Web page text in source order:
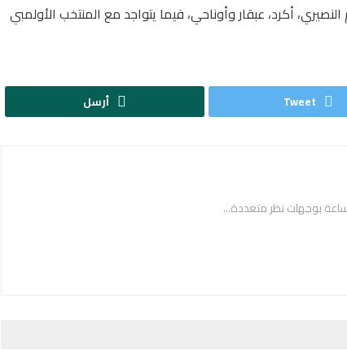
الأول تواجد 4 لاعبين وهم النصيري، أكرد، عبقار وأوناحي، فيما يتواجد مع المنتخب الأولمبي
Tweet أرسل
بوجهات نظر متعددة...